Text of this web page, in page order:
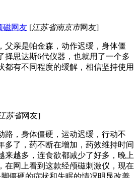
磁网友 [江苏省南京市网友]
父亲是帕金森，动作迟缓，身体僵
择思达斯6代仪器，也就用了一个多
都有不同程度的缓解，相信坚持使用
苏省网友]
路，身体僵硬，运动迟缓，行动不
多了，药不断在增加，药效维持时间
来越多，连食欲都减少了好多，晚上
在网上看到这款经颅磁刺激仪，现在
僵硬的症状和失眠的情况明显改善